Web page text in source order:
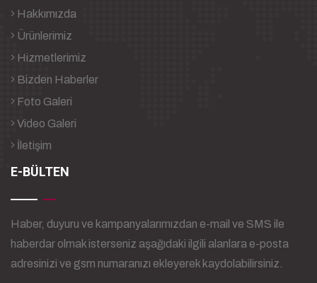
Hakkımızda
Ürünlerimiz
Hizmetlerimiz
Bizden Haberler
Foto Galeri
Video Galeri
İletişim
E-BÜLTEN
Haber, duyuru ve kampanyalarımızdan e-mail ve SMS ile
haberdar olmak isterseniz aşağıdaki ilgili alanlara e-posta
adresinizi ve gsm numaranızı ekleyerek kaydolabilirsiniz.